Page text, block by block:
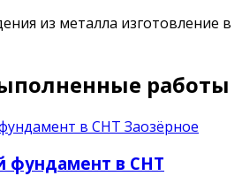
работы
фундамент в СНТ